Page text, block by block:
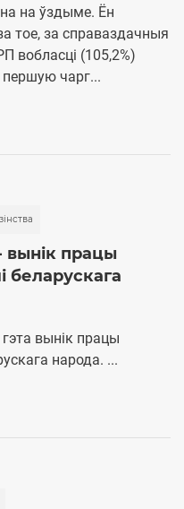
на ўздыме. Ён
тое, за справаздачныя
вобласці (105,2%)
чарг...
вынік працы
беларускага
вынік працы
народа. ...